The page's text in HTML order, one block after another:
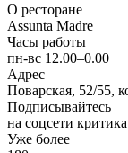
О ресторане
Assunta Madre
Часы работы
пн-вс 12.00–0.00
Адрес
Поварская, 52/55,
Подписывайтесь
на соцсети
Уже более